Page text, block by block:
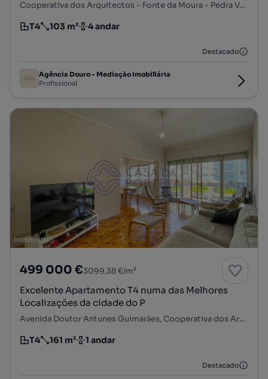
Cooperativa dos Arquitectos - Fonte da Moura - Pedra Verde, Aldoar, Foz do Douro e Nevogilde, Porto, Porto
Tipologia
T4
Preço por metro quadrado
103 m²
Andar 4 andar
Destacado
Agência Douro - Mediação Imobiliária
Profissional
499 000 €3099,38 €/m²
Excelente Apartamento T4 numa das Melhores
Localizações da cidade do P
Avenida Doutor Antunes Guimarães, Cooperativa dos Arquitectos - Fonte da Moura - Pedra Verde, Aldoar, Foz do Douro e Nevogilde, Porto, Porto
Tipologia
T4
Preço por metro quadrado
161 m²
Andar 1 andar
Destacado